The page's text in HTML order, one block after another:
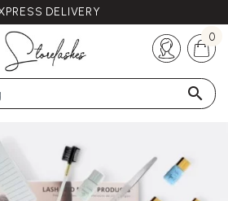
DELIVERY
?
+33 (0)5 57 21 62 94

0